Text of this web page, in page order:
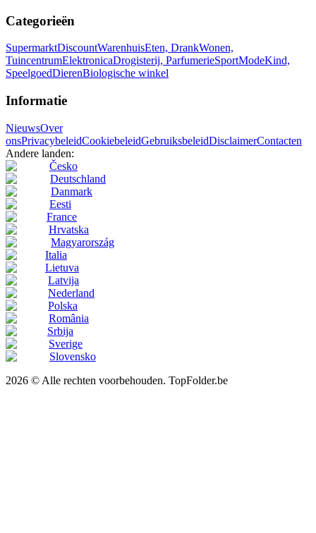
Categorieën
SupermarktDiscountWarenhuisEten, DrankWonen,
TuincentrumElektronicaDrogisterij, ParfumerieSportModeKind,
SpeelgoedDierenBiologische winkel
Informatie
NieuwsOver
onsPrivacybeleidCookiebeleidGebruiksbeleidDisclaimerContacten
Andere landen:
Česko
Deutschland
Danmark
Eesti
France
Hrvatska
Magyarország
Italia
Lietuva
Latvija
Nederland
Polska
România
Srbija
Sverige
Slovensko
2026 © Alle rechten voorbehouden. TopFolder.be